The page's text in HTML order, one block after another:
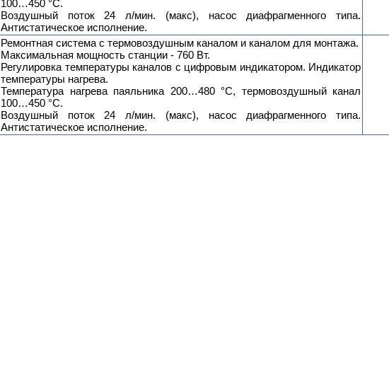
100…450 °С.
Воздушный поток 24 л/мин. (макс), насос диафрагменного типа.
Антистатическое исполнение.
Ремонтная система с термовоздушным каналом и каналом для монтажа.
Максимальная мощность станции - 760 Вт.
Регулировка температуры каналов с цифровым индикатором. Индикатор
температуры нагрева.
Температура нагрева паяльника 200…480 °C, термовоздушный канал
100…450 °С.
Воздушный поток 24 л/мин. (макс), насос диафрагменного типа.
Антистатическое исполнение.